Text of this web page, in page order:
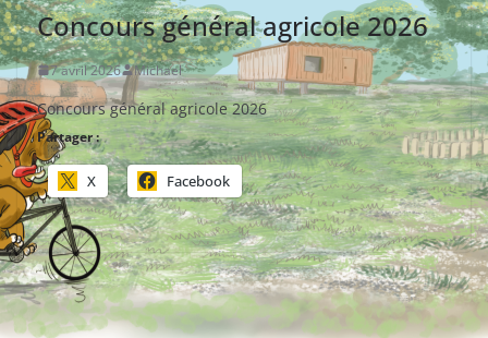
Concours général agricole 2026
7 avril 2026 Michael
Concours général agricole 2026
Partager :
X Facebook